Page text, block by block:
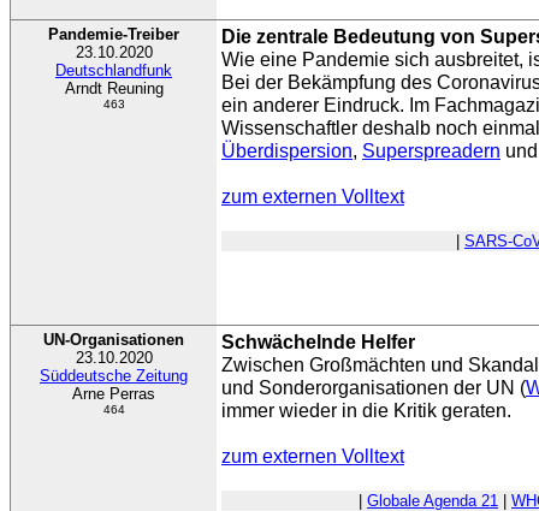
Pandemie-Treiber
23.10.2020
Deutschlandfunk
Arndt Reuning
463
Die zentrale Bedeutung von
Wie eine Pandemie sich ausbreitet,
Bei der Bekämpfung des
ein anderer Eindruck. Im
Wissenschaftler deshalb noch
Überdispersion, Superspreadern
zum externen Volltext
SARS-
UN-Organisationen
23.10.2020
Süddeutsche Zeitung
Arne Perras
464
Schwächelnde Helfer
Zwischen Großmächten und
und Sonderorganisationen der UN (
immer wieder in die Kritik geraten.
zum externen Volltext
Globale Agenda 21